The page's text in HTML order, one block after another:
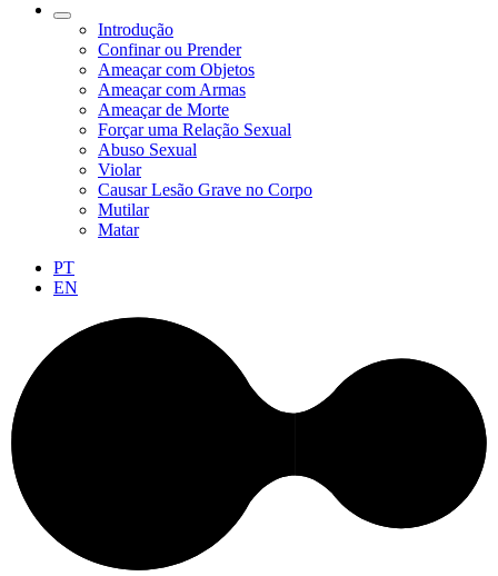
Introdução
Confinar ou Prender
Ameaçar com Objetos
Ameaçar com Armas
Ameaçar de Morte
Forçar uma Relação Sexual
Abuso Sexual
Violar
Causar Lesão Grave no Corpo
Mutilar
Matar
PT
EN